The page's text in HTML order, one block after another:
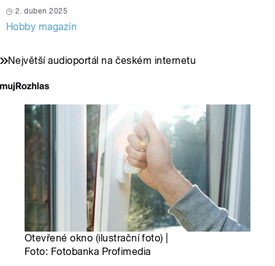
2. duben 2025
Hobby magazín
Největší audioportál na českém internetu
Otevřené okno (ilustrační foto) |
Foto: Fotobanka Profimedia